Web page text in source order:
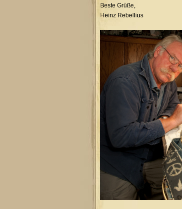
Beste Grüße,
Heinz Rebellius